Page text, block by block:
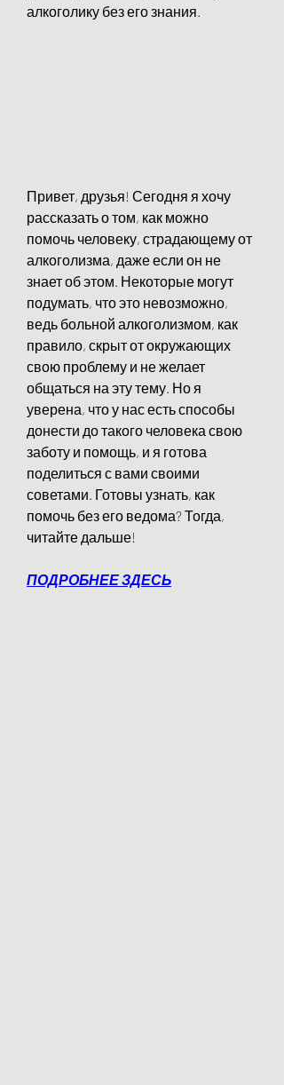
алкоголику без его знания.
Привет, друзья! Сегодня я хочу
рассказать о том, как можно
помочь человеку, страдающему от
алкоголизма, даже если он не
знает об этом. Некоторые могут
подумать, что это невозможно,
ведь больной алкоголизмом, как
правило, скрыт от окружающих
свою проблему и не желает
общаться на эту тему. Но я
уверена, что у нас есть способы
донести до такого человека свою
заботу и помощь, и я готова
поделиться с вами своими
советами. Готовы узнать, как
помочь без его ведома? Тогда,
читайте дальше!
ПОДРОБНЕЕ ЗДЕСЬ